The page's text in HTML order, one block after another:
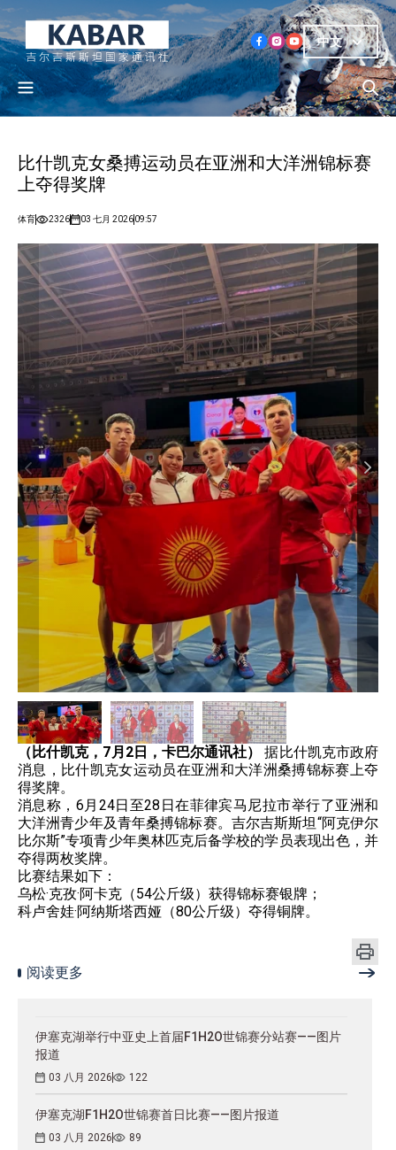
中文
比什凯克女桑搏运动员在亚洲和大洋洲锦标赛
上夺得奖牌
体育 2326 03 七月 202609:57
（比什凯克，7月2日，卡巴尔通讯社）据比什凯克市政府
消息，比什凯克女运动员在亚洲和大洋洲桑搏锦标赛上夺
得奖牌。
消息称，6月24日至28日在菲律宾马尼拉市举行了亚洲和
大洋洲青少年及青年桑搏锦标赛。吉尔吉斯斯坦“阿克伊尔
比尔斯”专项青少年奥林匹克后备学校的学员表现出色，并
夺得两枚奖牌。
比赛结果如下：
乌松·克孜·阿卡克（54公斤级）获得锦标赛银牌；
科卢舍娃·阿纳斯塔西娅（80公斤级）夺得铜牌。
阅读更多
伊塞克湖举行中亚史上首届F1H2O世锦赛分站赛——图片
报道
03 八月 2026 122
伊塞克湖F1H2O世锦赛首日比赛——图片报道
03 八月 2026 89